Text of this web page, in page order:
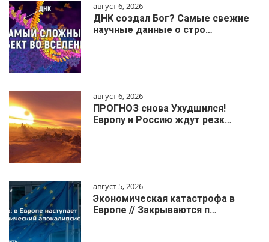
август 6, 2026
ДНК создал Бог? Самые свежие
научные данные о стро…
август 6, 2026
ПРОГНОЗ снова Ухудшился!
Европу и Россию ждут резк…
август 5, 2026
Экономическая катастрофа в
Европе // Закрываются п…